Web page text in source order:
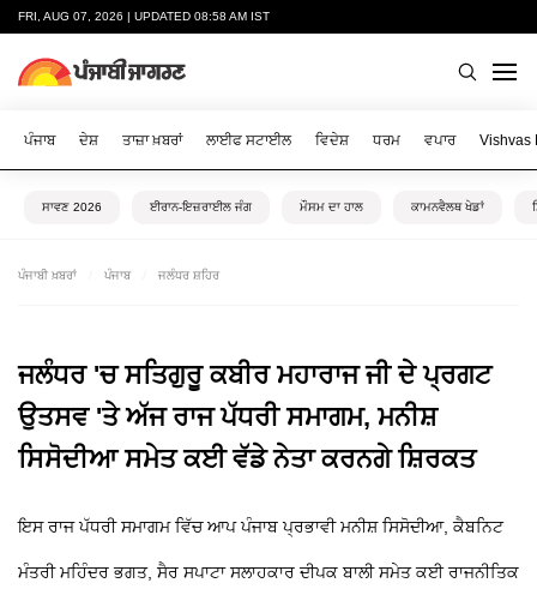
FRI, AUG 07, 2026 | UPDATED 08:58 AM IST
ਪੰਜਾਬ ਦੇਸ਼ ਤਾਜ਼ਾ ਖ਼ਬਰਾਂ ਲਾਈਫ ਸਟਾਈਲ ਵਿਦੇਸ਼ ਧਰਮ ਵਪਾਰ Vishvas
ਸਾਵਣ 2026 ਈਰਾਨ-ਇਜ਼ਰਾਈਲ ਜੰਗ ਮੌਸਮ ਦਾ ਹਾਲ ਕਾਮਨਵੈਲਥ ਖੇਡਾਂ
ਪੰਜਾਬੀ ਖ਼ਬਰਾਂ ਪੰਜਾਬ ਜਲੰਧਰ ਸ਼ਹਿਰ
ਜਲੰਧਰ 'ਚ ਸਤਿਗੁਰੂ ਕਬੀਰ ਮਹਾਰਾਜ ਜੀ ਦੇ ਪ੍ਰਗਟ
ਉਤਸਵ 'ਤੇ ਅੱਜ ਰਾਜ ਪੱਧਰੀ ਸਮਾਗਮ, ਮਨੀਸ਼
ਸਿਸੋਦੀਆ ਸਮੇਤ ਕਈ ਵੱਡੇ ਨੇਤਾ ਕਰਨਗੇ ਸ਼ਿਰਕਤ
ਇਸ ਰਾਜ ਪੱਧਰੀ ਸਮਾਗਮ ਵਿੱਚ ਆਪ ਪੰਜਾਬ ਪ੍ਰਭਾਵੀ ਮਨੀਸ਼ ਸਿਸੋਦੀਆ, ਕੈਬਨਿਟ
ਮੰਤਰੀ ਮਹਿੰਦਰ ਭਗਤ, ਸੈਰ ਸਪਾਟਾ ਸਲਾਹਕਾਰ ਦੀਪਕ ਬਾਲੀ ਸਮੇਤ ਕਈ ਰਾਜਨੀਤਿਕ